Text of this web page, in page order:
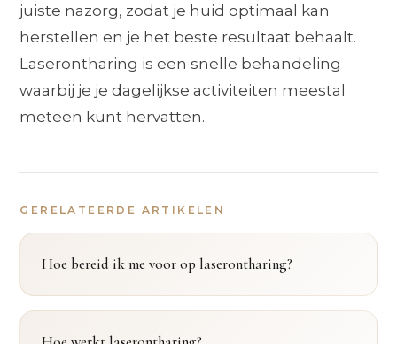
juiste nazorg, zodat je huid optimaal kan
herstellen en je het beste resultaat behaalt.
Laserontharing is een snelle behandeling
waarbij je je dagelijkse activiteiten meestal
meteen kunt hervatten.
GERELATEERDE ARTIKELEN
Hoe bereid ik me voor op laserontharing?